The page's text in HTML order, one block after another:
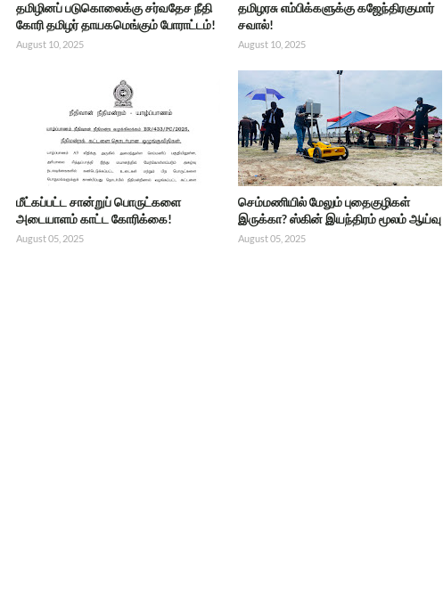
தமிழினப் படுகொலைக்கு சர்வதேச நீதி
கோரி தமிழர் தாயகமெங்கும் போராட்டம்!
August 10, 2025
தமிழரசு எம்பிக்களுக்கு கஜேந்திரகுமார்
சவால்!
August 10, 2025
மீட்கப்பட்ட சான்றுப் பொருட்களை
அடையாளம் காட்ட கோரிக்கை!
August 05, 2025
செம்மணியில் மேலும் புதைகுழிகள்
இருக்கா? ஸ்கின் இயந்திரம் மூலம் ஆய்வு
August 05, 2025